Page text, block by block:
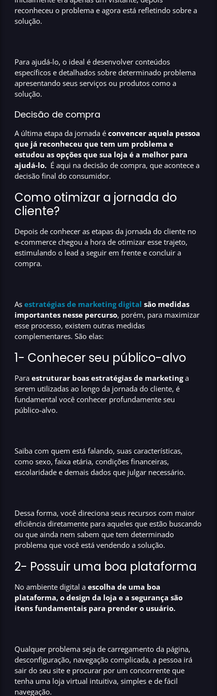
reconheceu o problema e agora está refletindo sobre a
solução.
Para ajudá-lo, o ideal é desenvolver conteúdos
específicos e detalhados sobre determinado problema
apresentando seus serviços ou produtos como a
solução.
Decisão de compra
A última etapa da jornada é convencer aquela pessoa
que já reconheceu que tem um problema e
estudou as opções que sua loja é a melhor para
ajudá-lo. É aqui na decisão de compra, que acontece a
decisão final do consumidor.
Como otimizar a jornada do
cliente?
Depois de conhecer as etapas da jornada do cliente no
e-commerce chegou a hora de otimizar esse trajeto,
estimulando o lead a seguir em frente e concluir a
compra.
As estratégias de marketing digital são medidas
importantes nesse percurso, porém, para maximizar
esse processo, existem outras medidas
complementares. São elas:
1- Conhecer seu público-alvo
Para estruturar boas estratégias de marketinga
serem utilizadas ao longo da jornada do cliente, é
fundamental você conhecer profundamente seu
público-alvo.
Saiba com quem está falando, suas características,
como sexo, faixa etária, condições financeiras,
escolaridade e demais dados que julgar necessário.
Dessa forma, você direciona seus recursos com maior
eficiência diretamente para aqueles que estão buscando
ou que ainda nem sabem que tem determinado
problema que você está vendendo a solução.
2- Possuir uma boa plataforma
No ambiente digital a escolha de uma boa
plataforma, o design da loja e a segurança são
itens fundamentais para prender o usuário.
Qualquer problema seja de carregamento da página,
desconfiguração, navegação complicada, a pessoa irá
sair do seu site e procurar por um concorrente que
tenha uma loja virtual intuitiva, simples e de fácil
navegação.